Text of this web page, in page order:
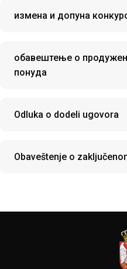
измена и допуна
обавештење о
понуда
Odluka o dodeli ugovora
Obaveštenje o